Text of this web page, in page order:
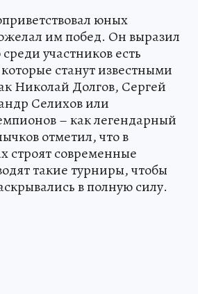
юных
им побед. Он выразил
участников есть
станут известными
Николай Долгов, Сергей
Селихов или
– как легендарный
отметил, что в
строят современные
такие турниры, чтобы
в полную силу.